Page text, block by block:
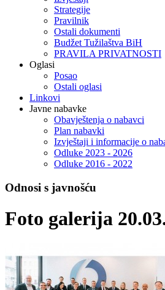
Strategije
Pravilnik
Ostali dokumenti
Budžet Tužilaštva BiH
PRAVILA PRIVATNOSTI
Oglasi
Posao
Ostali oglasi
Linkovi
Javne nabavke
Obavještenja o nabavci
Plan nabavki
Izvještaji i informacije o
Odluke 2023 - 2026
Odluke 2016 - 2022
Odnosi s javnošću
Foto galerija